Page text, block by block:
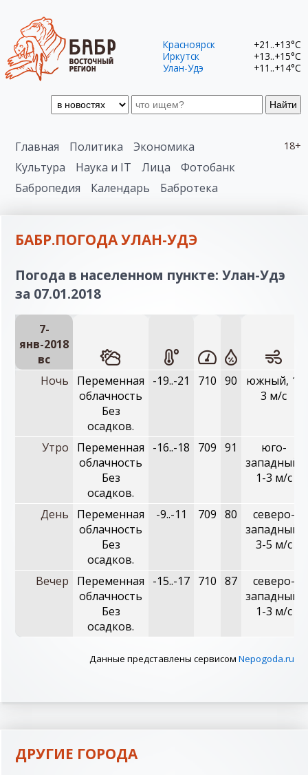
Найти
Красноярск
+21..+13°C
Иркутск
+13..+15°C
Улан-Удэ
+11..+14°C
18+
Главная Политика
Экономика
Культура
Наука и IT Лица
Фотобанк
Бабропедия
Календарь Бабротека
БАБР.ПОГОДА УЛАН-УДЭ
Погода в населенном пункте: Улан-Удэ
за 07.01.2018
7-
янв-2018
вc
Ночь
Переменная
облачность
Без
осадков.
-19..-21 710 90
южный, 1-
3 м/с
Утро
Переменная
облачность
Без
осадков.
-16..-18 709 91
юго-
западный,
1-3 м/с
День
Переменная
облачность
Без
осадков.
-9..-11 709 80
северо-
западный,
3-5 м/с
Вечер
Переменная
облачность
Без
осадков.
-15..-17 710 87
северо-
западный,
1-3 м/с
Данные представлены сервисом Nepogoda.ru
ДРУГИЕ ГОРОДА